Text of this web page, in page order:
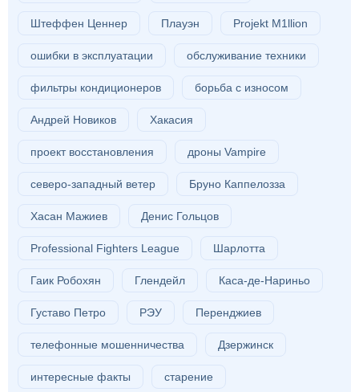
Штеффен Ценнер Плауэн Projekt M1llion
ошибки в эксплуатации обслуживание техники
фильтры кондиционеров борьба с износом
Андрей Новиков Хакасия
проект восстановления дроны Vampire
северо-западный ветер Бруно Каппелозза
Хасан Мажиев Денис Гольцов
Professional Fighters League Шарлотта
Гаик Робохян Глендейл Каса-де-Нариньо
Густаво Петро РЭУ Перенджиев
телефонные мошенничества Дзержинск
интересные факты старение